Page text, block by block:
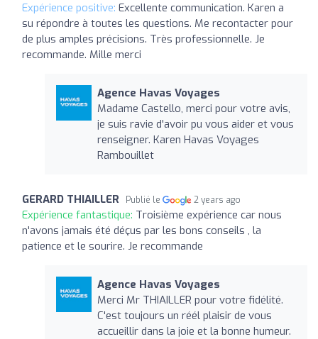
Expérience positive: Excellente communication. Karen a
su répondre à toutes les questions. Me recontacter pour
de plus amples précisions. Très professionnelle. Je
recommande. Mille merci
Agence Havas Voyages
Madame Castello, merci pour votre avis,
je suis ravie d'avoir pu vous aider et vous
renseigner. Karen Havas Voyages
Rambouillet
GERARD THIAILLER Publié le 2 years ago
Expérience fantastique: Troisième expérience car nous
n'avons jamais été déçus par les bons conseils , la
patience et le sourire. Je recommande
Agence Havas Voyages
Merci Mr THIAILLER pour votre fidélité.
C'est toujours un réél plaisir de vous
accueillir dans la joie et la bonne humeur.